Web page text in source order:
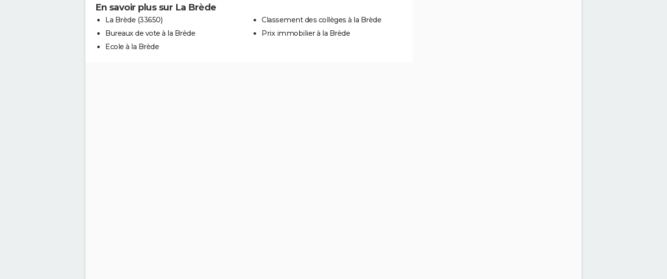
En savoir plus sur La Brède
La Brède (33650)
Bureaux de vote à la Brède
Ecole à la Brède
Classement des collèges à la Brède
Prix immobilier à la Brède